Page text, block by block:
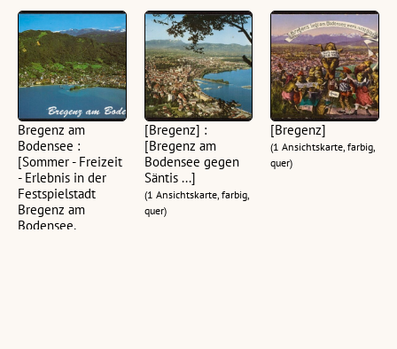
Bregenz am
Bodensee :
[Sommer - Freizeit
- Erlebnis in der
Festspielstadt
Bregenz am
Bodensee,
[Bregenz] :
[Bregenz am
Bodensee gegen
Säntis ...]
(1 Ansichtskarte, farbig,
quer)
[Bregenz]
(1 Ansichtskarte, farbig,
quer)